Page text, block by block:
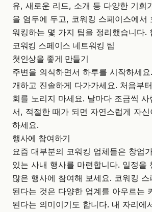
유, 새로운 리드, 소개 등 다양한 기회
을 염두에 두고, 코워킹 스페이스에서
워킹하는 몇 가지 팁을 정리했습니다.
코워킹 스페이스 네트워킹 팁
첫인상을 좋게 만들기
주변을 의식하면서 하루를 시작하세
개하고 진솔하게 다가가세요. 처음부
회를 노리지 마세요. 날마다 조금씩 사
서, 적절한 때가 되면 자연스럽게 자
하세요.
행사에 참여하기
요즘 대부분의 코워킹 업체들은 창업
있는 사내 행사를 마련합니다. 일정을
많은 행사에 참여해 보세요. 코워킹
된다는 것은 다양한 업계를 아우르는
된다는 의미이기도 합니다. 내 자리에